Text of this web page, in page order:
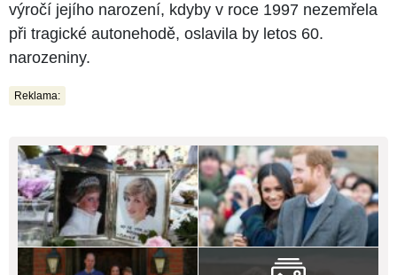
výročí jejího narození, kdyby v roce 1997 nezemřela
při tragické autonehodě, oslavila by letos 60.
narozeniny.
Reklama: